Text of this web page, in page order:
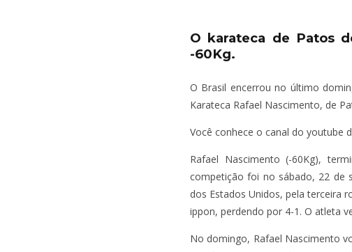
O karateca de Patos
-60Kg.
O Brasil encerrou no último
Karateca Rafael Nascimento, de
Você conhece o canal do youtube
Rafael Nascimento (-60Kg),
competição foi no sábado, 22 de
dos Estados Unidos, pela terceira
ippon, perdendo por 4-1. O atleta
No domingo, Rafael Nascimento